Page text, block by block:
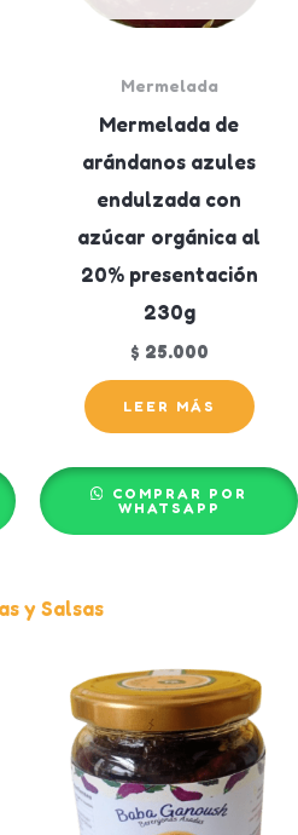
Mermelada
Mermelada de
arándanos azules
endulzada con
azúcar orgánica al
20% presentación
230g
$ 25.000
LEER MÁS
COMPRAR POR
WHATSAPP
y Salsas